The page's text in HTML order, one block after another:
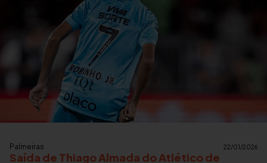
Palmeiras 22/01/2026
Saída de Thiago Almada do Atlético de